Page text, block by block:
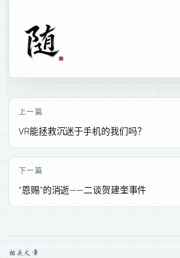
上一篇
VR能拯救沉迷于手机的我们吗？
下一篇
“恩赐”的消逝——二谈贺建奎事件
相关文章